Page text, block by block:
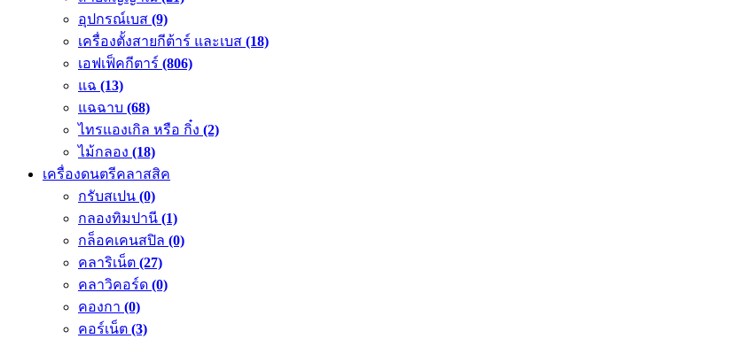
อุปกรณ์เบส (9)
เครื่องตั้งสายกีต้าร์ และเบส (18)
เอฟเฟ็คกีตาร์ (806)
แฉ (13)
แฉฉาบ (68)
ไทรแองเกิล หรือ กิ๋ง (2)
ไม้กลอง (18)
เครื่องดนตรีคลาสสิค
กรับสเปน (0)
กลองทิมปานี (1)
กล็อคเคนสปิล (0)
คลาริเน็ต (27)
คลาวิคอร์ด (0)
คองกา (0)
คอร์เน็ต (3)